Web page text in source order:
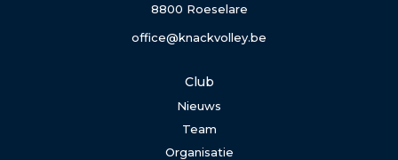
8800 Roeselare
office@knackvolley.be
Club
Nieuws
Team
Organisatie